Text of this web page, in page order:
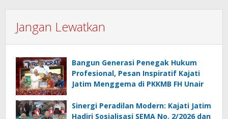
Jangan Lewatkan
Bangun Generasi Penegak Hukum
Profesional, Pesan Inspiratif Kajati
Jatim Menggema di PKKMB FH Unair
Sinergi Peradilan Modern: Kajati Jatim
Hadiri Sosialisasi SEMA No. 2/2026 dan